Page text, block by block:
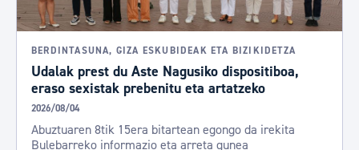
BERDINTASUNA, GIZA ESKUBIDEAK ETA BIZIKIDETZA
Udalak prest du Aste Nagusiko dispositiboa,
eraso sexistak prebenitu eta artatzeko
2026/08/04
Abuztuaren 8tik 15era bitartean egongo da irekita
Bulebarreko informazio eta arreta gunea